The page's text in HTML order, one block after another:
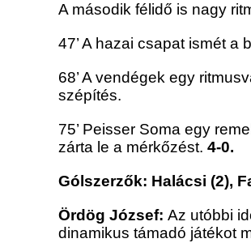
A második félidő is nagy
47’ A hazai csapat ismét
68’ A vendégek egy
szépítés.
75’ Peisser Soma egy
zárta le a mérkőzést. 4-0.
Gólszerzők: Halácsi (2),
Ördög József: Az utóbbi
dinamikus támadó játékot